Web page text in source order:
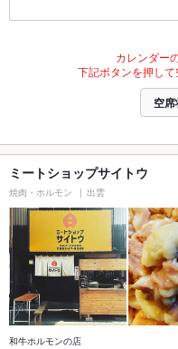
カレンダー
下記ボタンを押して
空
ミートショップサイトウ
焼肉・ホルモン 出雲
和牛ホルモンの店